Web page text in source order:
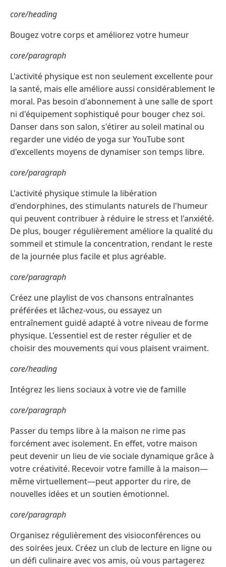
core/heading
Bougez votre corps et améliorez votre humeur
core/paragraph
L'activité physique est non seulement excellente pour
la santé, mais elle améliore aussi considérablement le
moral. Pas besoin d'abonnement à une salle de sport
ni d'équipement sophistiqué pour bouger chez soi.
Danser dans son salon, s'étirer au soleil matinal ou
regarder une vidéo de yoga sur YouTube sont
d'excellents moyens de dynamiser son temps libre.
core/paragraph
L'activité physique stimule la libération
d'endorphines, des stimulants naturels de l'humeur
qui peuvent contribuer à réduire le stress et l'anxiété.
De plus, bouger régulièrement améliore la qualité du
sommeil et stimule la concentration, rendant le reste
de la journée plus facile et plus agréable.
core/paragraph
Créez une playlist de vos chansons entraînantes
préférées et lâchez-vous, ou essayez un
entraînement guidé adapté à votre niveau de forme
physique. L'essentiel est de rester régulier et de
choisir des mouvements qui vous plaisent vraiment.
core/heading
Intégrez les liens sociaux à votre vie de famille
core/paragraph
Passer du temps libre à la maison ne rime pas
forcément avec isolement. En effet, votre maison
peut devenir un lieu de vie sociale dynamique grâce à
votre créativité. Recevoir votre famille à la maison—
même virtuellement—peut apporter du rire, de
nouvelles idées et un soutien émotionnel.
core/paragraph
Organisez régulièrement des visioconférences ou
des soirées jeux. Créez un club de lecture en ligne ou
un défi culinaire avec vos amis, où vous partagerez